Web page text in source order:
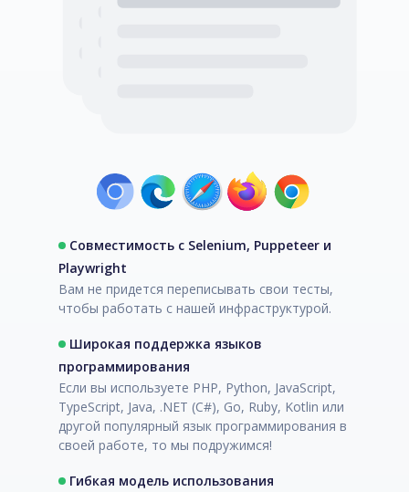
Совместимость с Selenium, Puppeteer и
Playwright
Вам не придется переписывать свои тесты,
чтобы работать с нашей инфраструктурой.
Широкая поддержка языков
программирования
Если вы используете PHP, Python, JavaScript,
TypeScript, Java, .NET (C#), Go, Ruby, Kotlin или
другой популярный язык программирования в
своей работе, то мы подружимся!
Гибкая модель использования